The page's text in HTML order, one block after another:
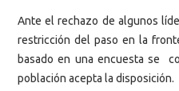
Ante el rechazo de algunos
restricción del paso en la
basado en una encuesta se
población acepta la disposición.